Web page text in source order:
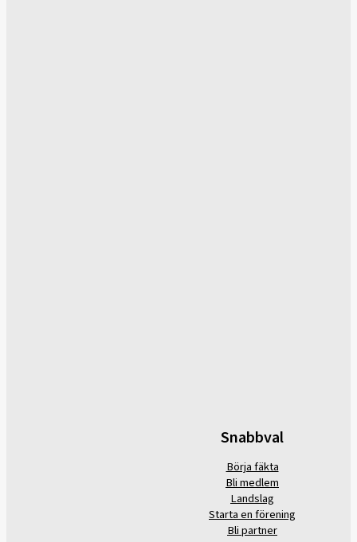
Snabbval
Börja fäkta
Bli medlem
Landslag
Starta en förening
Bli partner